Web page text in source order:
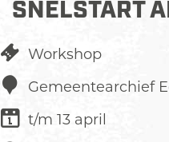
SNELSTART
Workshop
Gemeentearchief
t/m 13 april